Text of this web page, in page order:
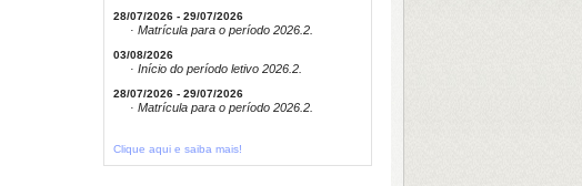
28/07/2026 - 29/07/2026
· Matrícula para o período 2026.2.
03/08/2026
· Início do período letivo 2026.2.
28/07/2026 - 29/07/2026
· Matrícula para o período 2026.2.
Clique aqui e saiba mais!